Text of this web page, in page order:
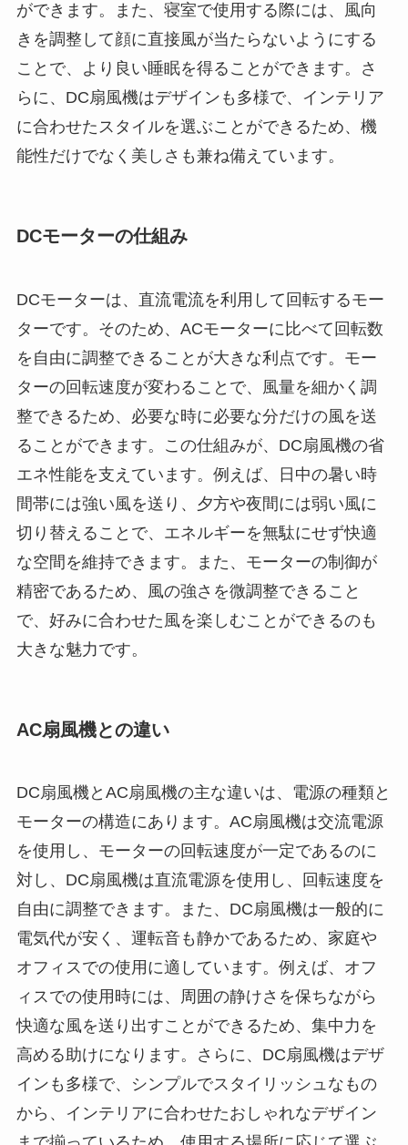
ができます。また、寝室で使用する際には、風向
きを調整して顔に直接風が当たらないようにする
ことで、より良い睡眠を得ることができます。さ
らに、DC扇風機はデザインも多様で、インテリア
に合わせたスタイルを選ぶことができるため、機
能性だけでなく美しさも兼ね備えています。
DCモーターの仕組み
DCモーターは、直流電流を利用して回転するモー
ターです。そのため、ACモーターに比べて回転数
を自由に調整できることが大きな利点です。モー
ターの回転速度が変わることで、風量を細かく調
整できるため、必要な時に必要な分だけの風を送
ることができます。この仕組みが、DC扇風機の省
エネ性能を支えています。例えば、日中の暑い時
間帯には強い風を送り、夕方や夜間には弱い風に
切り替えることで、エネルギーを無駄にせず快適
な空間を維持できます。また、モーターの制御が
精密であるため、風の強さを微調整できること
で、好みに合わせた風を楽しむことができるのも
大きな魅力です。
AC扇風機との違い
DC扇風機とAC扇風機の主な違いは、電源の種類と
モーターの構造にあります。AC扇風機は交流電源
を使用し、モーターの回転速度が一定であるのに
対し、DC扇風機は直流電源を使用し、回転速度を
自由に調整できます。また、DC扇風機は一般的に
電気代が安く、運転音も静かであるため、家庭や
オフィスでの使用に適しています。例えば、オフ
ィスでの使用時には、周囲の静けさを保ちながら
快適な風を送り出すことができるため、集中力を
高める助けになります。さらに、DC扇風機はデザ
インも多様で、シンプルでスタイリッシュなもの
から、インテリアに合わせたおしゃれなデザイン